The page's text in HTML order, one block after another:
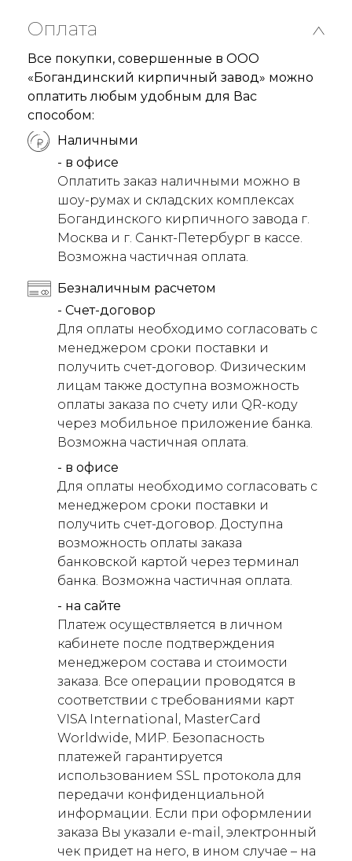
Оплата
Все покупки, совершенные в ООО
«Богандинский кирпичный завод» можно
оплатить любым удобным для Вас
способом:
Наличными
- в офисе
Оплатить заказ наличными можно в
шоу-румах и складских комплексах
Богандинского кирпичного завода г.
Москва и г. Санкт-Петербург в кассе.
Возможна частичная оплата.
Безналичным расчетом
- Счет-договор
Для оплаты необходимо согласовать с
менеджером сроки поставки и
получить счет-договор. Физическим
лицам также доступна возможность
оплаты заказа по счету или QR-коду
через мобильное приложение банка.
Возможна частичная оплата.
- в офисе
Для оплаты необходимо согласовать с
менеджером сроки поставки и
получить счет-договор. Доступна
возможность оплаты заказа
банковской картой через терминал
банка. Возможна частичная оплата.
- на сайте
Платеж осуществляется в личном
кабинете после подтверждения
менеджером состава и стоимости
заказа. Все операции проводятся в
соответствии с требованиями карт
VISA International, MasterCard
Worldwide, МИР. Безопасность
платежей гарантируется
использованием SSL протокола для
передачи конфиденциальной
информации. Если при оформлении
заказа Вы указали e-mail, электронный
чек придет на него, в ином случае – на